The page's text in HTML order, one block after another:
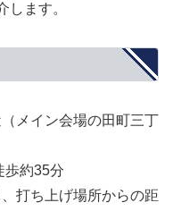
します。
メイン会場の田町三丁
歩約35分
打ち上げ場所からの距